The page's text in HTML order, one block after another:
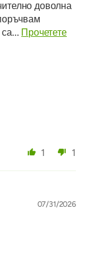
доволна
Прочетете
1 1
07/31/2026